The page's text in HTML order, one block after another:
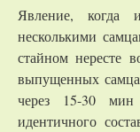
Явление, когда
несколькими
стайном нересте
выпущенных
через 15-30
идентичного